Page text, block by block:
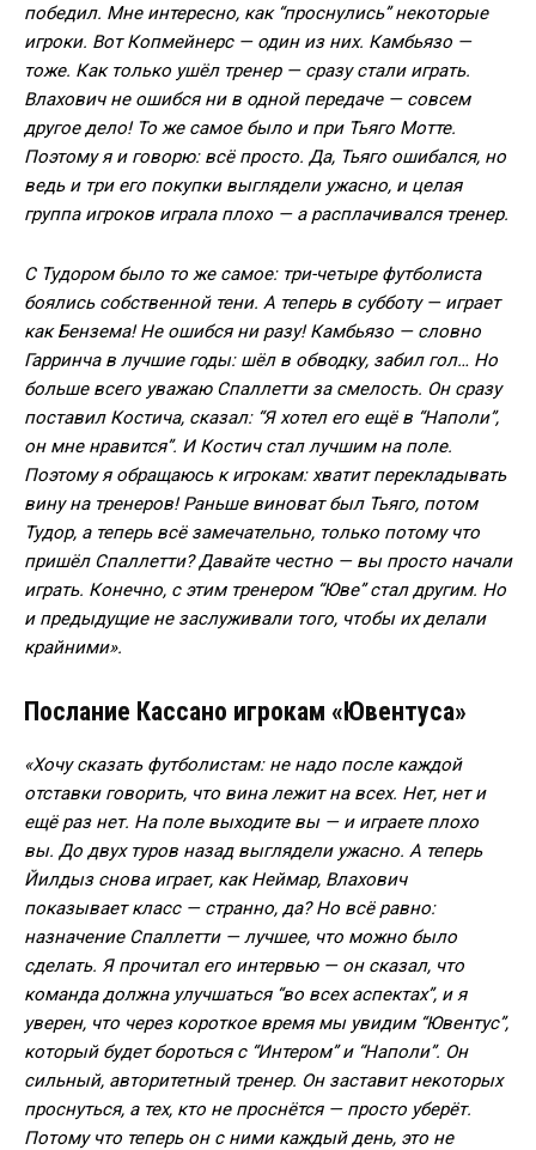
победил. Мне интересно, как “проснулись” некоторые
игроки. Вот Копмейнерс — один из них. Камбьязо —
тоже. Как только ушёл тренер — сразу стали играть.
Влахович не ошибся ни в одной передаче — совсем
другое дело! То же самое было и при Тьяго Мотте.
Поэтому я и говорю: всё просто. Да, Тьяго ошибался, но
ведь и три его покупки выглядели ужасно, и целая
группа игроков играла плохо — а расплачивался тренер.
С Тудором было то же самое: три-четыре футболиста
боялись собственной тени. А теперь в субботу — играет
как Бензема! Не ошибся ни разу! Камбьязо — словно
Гарринча в лучшие годы: шёл в обводку, забил гол… Но
больше всего уважаю Спаллетти за смелость. Он сразу
поставил Костича, сказал: “Я хотел его ещё в “Наполи”,
он мне нравится”. И Костич стал лучшим на поле.
Поэтому я обращаюсь к игрокам: хватит перекладывать
вину на тренеров! Раньше виноват был Тьяго, потом
Тудор, а теперь всё замечательно, только потому что
пришёл Спаллетти? Давайте честно — вы просто начали
играть. Конечно, с этим тренером “Юве” стал другим. Но
и предыдущие не заслуживали того, чтобы их делали
крайними».
Послание Кассано игрокам «Ювентуса»
«Хочу сказать футболистам: не надо после каждой
отставки говорить, что вина лежит на всех. Нет, нет и
ещё раз нет. На поле выходите вы — и играете плохо
вы. До двух туров назад выглядели ужасно. А теперь
Йилдыз снова играет, как Неймар, Влахович
показывает класс — странно, да? Но всё равно:
назначение Спаллетти — лучшее, что можно было
сделать. Я прочитал его интервью — он сказал, что
команда должна улучшаться “во всех аспектах”, и я
уверен, что через короткое время мы увидим “Ювентус”,
который будет бороться с “Интером” и “Наполи”. Он
сильный, авторитетный тренер. Он заставит некоторых
проснуться, а тех, кто не проснётся — просто уберёт.
Потому что теперь он с ними каждый день, это не